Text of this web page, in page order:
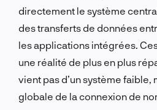
directement le système
des transferts de données
les applications intégrées.
une réalité de plus en plus
vient pas d’un système faible,
globale de la connexion de